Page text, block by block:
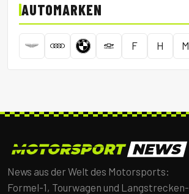
AUTOMARKEN
F H M
News aus der Welt des Motorsports:
Formel-1, Tourwagen und Langstrecken-